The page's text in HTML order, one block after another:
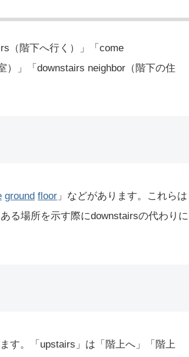
（階下へ行く）」「come
）」「downstairs neighbor（階下の住
ground floor 」などがあります。これらは
る場所を示す際にdownstairsの代わりに
す。「upstairs」は「階上へ」「階上